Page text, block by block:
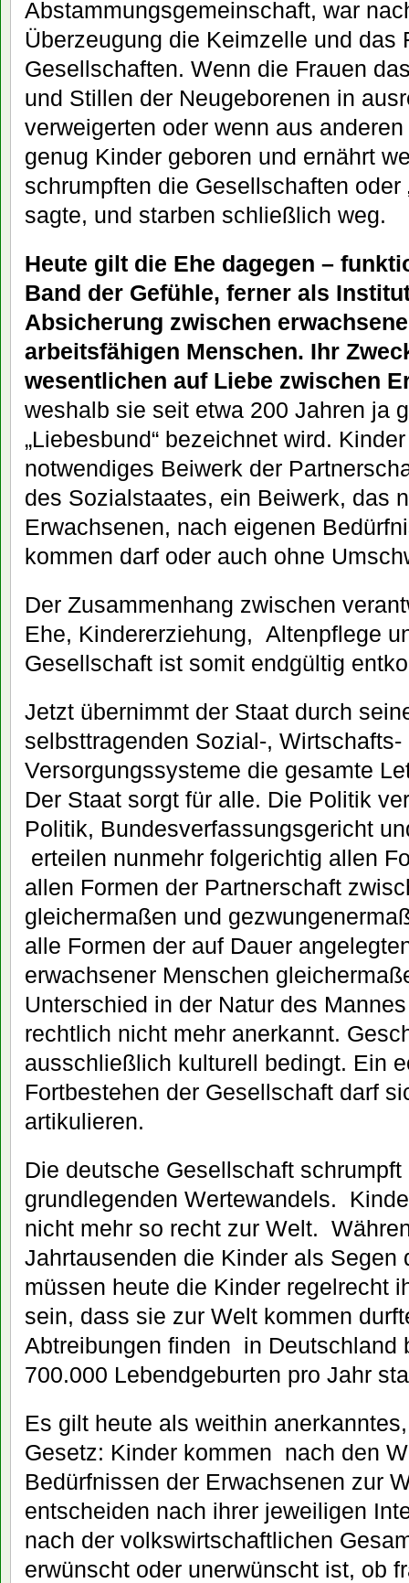
Abstammungsgemeinschaft, war
Überzeugung die Keimzelle und das
Gesellschaften. Wenn die Frauen
und Stillen der Neugeborenen in
verweigerten oder wenn aus
genug Kinder geboren und ernährt
schrumpften die Gesellschaften oder
sagte, und starben schließlich weg.
Heute gilt die Ehe dagegen –
Band der Gefühle, ferner als
Absicherung zwischen
arbeitsfähigen Menschen. Ihr
wesentlichen auf Liebe zwischen
weshalb sie seit etwa 200 Jahren ja
„Liebesbund“ bezeichnet wird.
notwendiges Beiwerk der
des Sozialstaates, ein Beiwerk, das
Erwachsenen, nach eigenen
kommen darf oder auch ohne
Der Zusammenhang zwischen
Ehe, Kindererziehung, Altenpflege
Gesellschaft ist somit endgültig
Jetzt übernimmt der Staat durch
selbsttragenden Sozial-,
Versorgungssysteme die gesamte
Der Staat sorgt für alle. Die Politik
Politik, Bundesverfassungsgericht
erteilen nunmehr folgerichtig allen
allen Formen der Partnerschaft
gleichermaßen und
alle Formen der auf Dauer
erwachsener Menschen
Unterschied in der Natur des
rechtlich nicht mehr anerkannt.
ausschließlich kulturell bedingt. Ein
Fortbestehen der Gesellschaft darf
artikulieren.
Die deutsche Gesellschaft
grundlegenden Wertewandels.
nicht mehr so recht zur Welt.
Jahrtausenden die Kinder als Segen
müssen heute die Kinder regelrecht
sein, dass sie zur Welt kommen
Abtreibungen finden in Deutschland
700.000 Lebendgeburten pro Jahr
Es gilt heute als weithin
Gesetz: Kinder kommen nach den
Bedürfnissen der Erwachsenen zur
entscheiden nach ihrer jeweiligen
nach der volkswirtschaftlichen
erwünscht oder unerwünscht ist, ob